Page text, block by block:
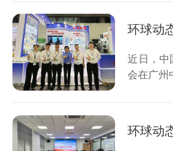
近日，中
会在广州